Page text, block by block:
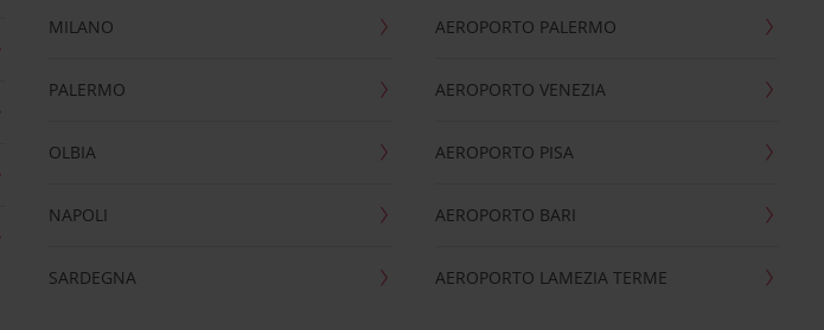
MILANO
PALERMO
OLBIA
NAPOLI
SARDEGNA
AEROPORTO PALERMO
AEROPORTO VENEZIA
AEROPORTO PISA
AEROPORTO BARI
AEROPORTO LAMEZIA TERME